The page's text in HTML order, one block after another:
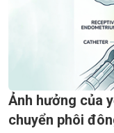
Ảnh hưởng của
chuyển phôi